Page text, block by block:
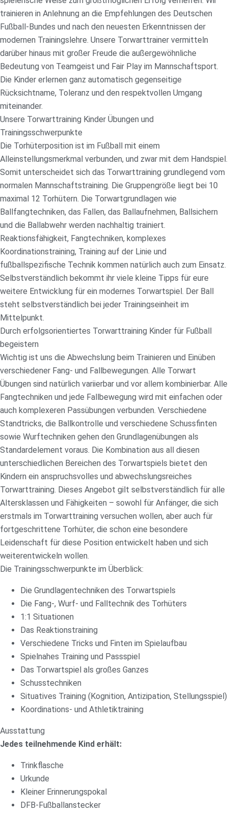
trainieren in Anlehnung an die Empfehlungen des Deutschen
Fußball-Bundes und nach den neuesten Erkenntnissen der
modernen Trainingslehre. Unsere Torwarttrainer vermitteln
darüber hinaus mit großer Freude die außergewöhnliche
Bedeutung von Teamgeist und Fair Play im Mannschaftsport.
Die Kinder erlernen ganz automatisch gegenseitige
Rücksichtname, Toleranz und den respektvollen Umgang
miteinander.
Unsere Torwarttraining Kinder Übungen und
Trainingsschwerpunkte
Die Torhüterposition ist im Fußball mit einem
Alleinstellungsmerkmal verbunden, und zwar mit dem Handspiel.
Somit unterscheidet sich das Torwarttraining grundlegend vom
normalen Mannschaftstraining. Die Gruppengröße liegt bei 10
maximal 12 Torhütern. Die Torwartgrundlagen wie
Ballfangtechniken, das Fallen, das Ballaufnehmen, Ballsichern
und die Ballabwehr werden nachhaltig trainiert.
Reaktionsfähigkeit, Fangtechniken, komplexes
Koordinationstraining, Training auf der Linie und
fußballspezifische Technik kommen natürlich auch zum Einsatz.
Selbstverständlich bekommt ihr viele kleine Tipps für eure
weitere Entwicklung für ein modernes Torwartspiel. Der Ball
steht selbstverständlich bei jeder Trainingseinheit im
Mittelpunkt.
Durch erfolgsorientiertes Torwarttraining Kinder für Fußball
begeistern
Wichtig ist uns die Abwechslung beim Trainieren und Einüben
verschiedener Fang- und Fallbewegungen. Alle Torwart
Übungen sind natürlich variierbar und vor allem kombinierbar. Alle
Fangtechniken und jede Fallbewegung wird mit einfachen oder
auch komplexeren Passübungen verbunden. Verschiedene
Standtricks, die Ballkontrolle und verschiedene Schussfinten
sowie Wurftechniken gehen den Grundlagenübungen als
Standardelement voraus. Die Kombination aus all diesen
unterschiedlichen Bereichen des Torwartspiels bietet den
Kindern ein anspruchsvolles und abwechslungsreiches
Torwarttraining. Dieses Angebot gilt selbstverständlich für alle
Altersklassen und Fähigkeiten – sowohl für Anfänger, die sich
erstmals im Torwarttraining versuchen wollen, aber auch für
fortgeschrittene Torhüter, die schon eine besondere
Leidenschaft für diese Position entwickelt haben und sich
weiterentwickeln wollen.
Die Trainingsschwerpunkte im Überblick:
Die Grundlagentechniken des Torwartspiels
Die Fang-, Wurf- und Falltechnik des Torhüters
1:1 Situationen
Das Reaktionstraining
Verschiedene Tricks und Finten im Spielaufbau
Spielnahes Training und Passspiel
Das Torwartspiel als großes Ganzes
Schusstechniken
Situatives Training (Kognition, Antizipation, Stellungsspiel)
Koordinations- und Athletiktraining
Ausstattung
Jedes teilnehmende Kind erhält:
Trinkflasche
Urkunde
Kleiner Erinnerungspokal
DFB-Fußballanstecker